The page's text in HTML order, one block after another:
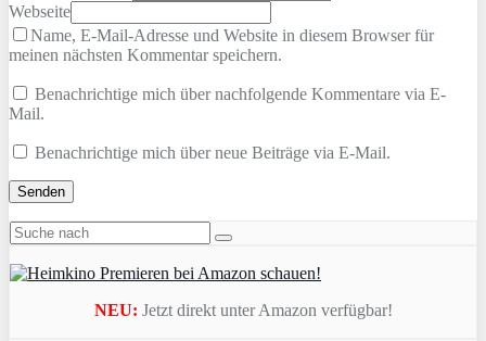
Webseite
Name, E-Mail-Adresse und Website in diesem Browser für
meinen nächsten Kommentar speichern.
Benachrichtige mich über nachfolgende Kommentare via E-
Mail.
Benachrichtige mich über neue Beiträge via E-Mail.
NEU: Jetzt direkt unter Amazon verfügbar!